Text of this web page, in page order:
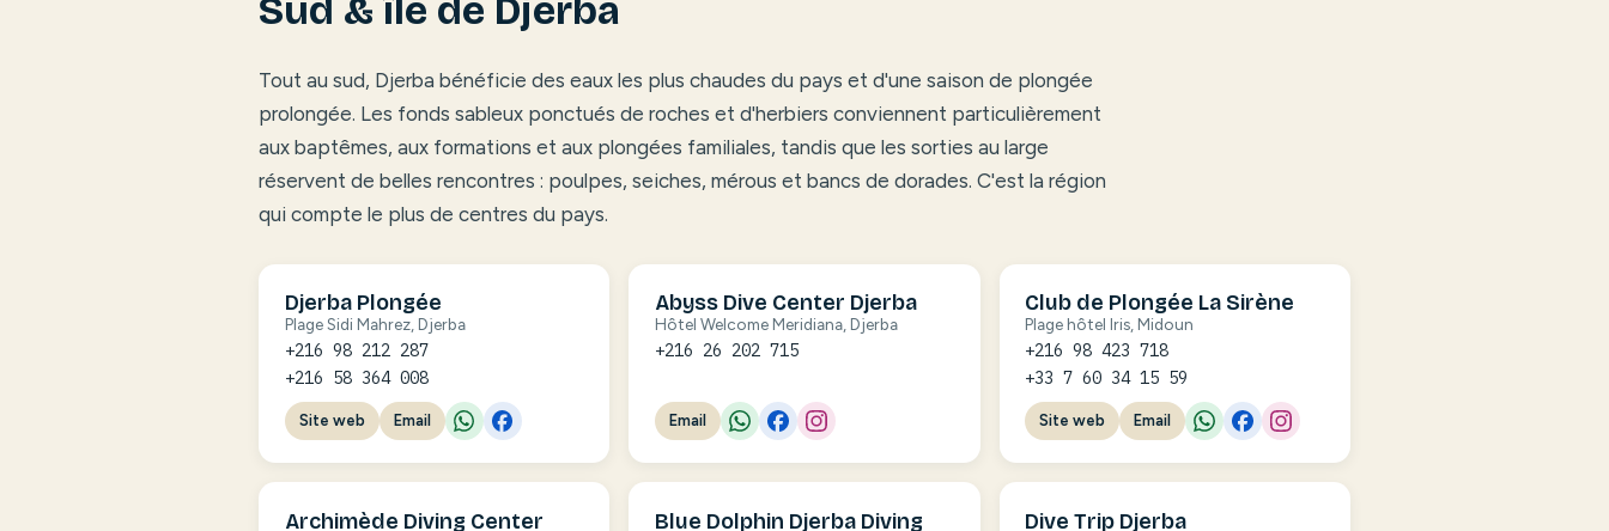
Sud & île de Djerba
Tout au sud, Djerba bénéficie des eaux les plus chaudes du pays et d'une saison de plongée
prolongée. Les fonds sableux ponctués de roches et d'herbiers conviennent particulièrement
aux baptêmes, aux formations et aux plongées familiales, tandis que les sorties au large
réservent de belles rencontres : poulpes, seiches, mérous et bancs de dorades. C'est la région
qui compte le plus de centres du pays.
Djerba Plongée
Plage Sidi Mahrez, Djerba
+216 98 212 287
+216 58 364 008
Site web Email
Abyss Dive Center Djerba
Hôtel Welcome Meridiana, Djerba
+216 26 202 715
Email
Club de Plongée La Sirène
Plage hôtel Iris, Midoun
+216 98 423 718
+33 7 60 34 15 59
Site web Email
Archimède Diving Center Blue Dolphin Djerba Diving Dive Trip Djerba